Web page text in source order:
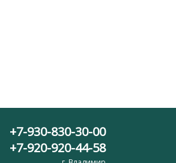
+7-930-830-30-00
+7-920-920-44-58